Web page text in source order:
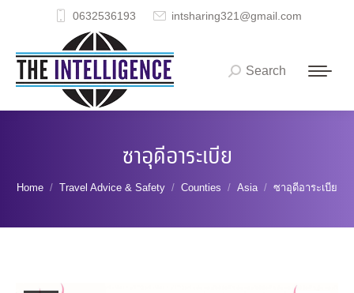
0632536193 intsharing321@gmail.com
Search:
Search
ซาอุดีอาระเบีย
You are here:
Home Travel Advice & Safety Counties Asia ซาอุดีอาระเบีย